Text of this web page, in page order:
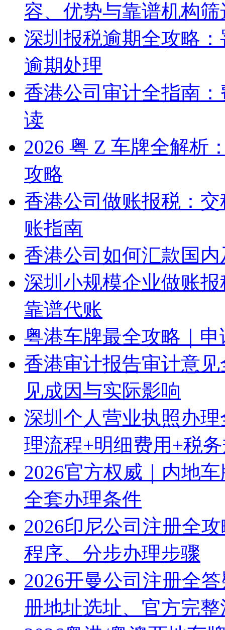
容、优势与靠谱机构筛
深圳报税逾期全攻略
逾期处理
香港公司审计全指南
读
2026 粤 Z 车牌全解析
攻略
香港公司做账报税：
账指南
香港公司如何汇款国
深圳小规模企业做账
靠谱代账
粤港车牌最全攻略｜
香港审计报告审计意
见成因与实际影响
深圳个人营业执照办
理流程+明细费用+税
2026官方权威｜内地
全套办理条件
2026印尼公司注册全
程序、分步办理步骤
2026开曼公司注册全
册地址选址、官方完